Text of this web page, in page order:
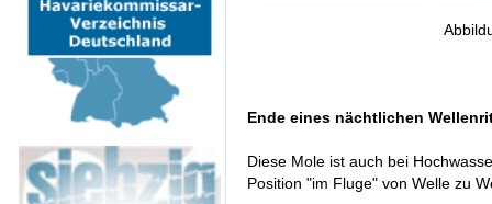
Ende eines nächtlichen
Diese Mole ist auch bei
Position "im Fluge" von Welle zu